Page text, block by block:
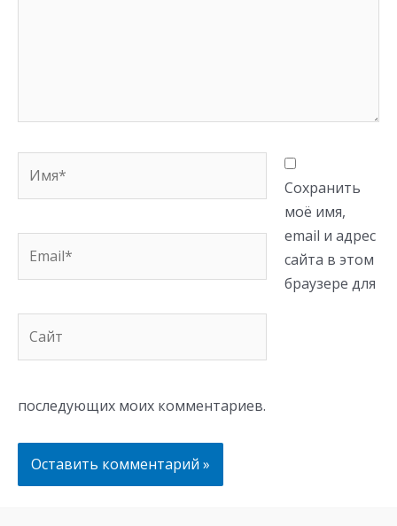
Сохранить
моё имя,
email и адрес
сайта в этом
браузере для
последующих моих комментариев.